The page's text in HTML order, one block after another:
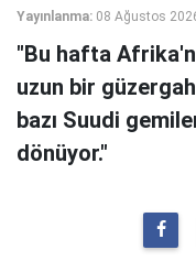
Yayınlanma: 08 Ağustos
"Bu hafta
uzun bir
bazı Suudi
dönüyor."